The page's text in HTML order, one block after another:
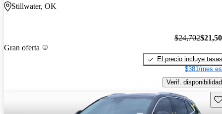
Stillwater, OK
Gran oferta
$24,702
El precio incluye tasas
$381/mes
Verif. disponibilidad